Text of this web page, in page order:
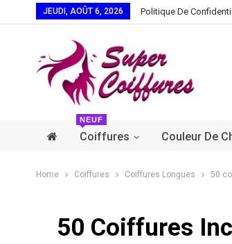
JEUDI, AOÛT 6, 2026 Politique De
Coiffures
NEUF
Couleur De
Home Coiffures Coiffures Longues 50
50 Coiffures